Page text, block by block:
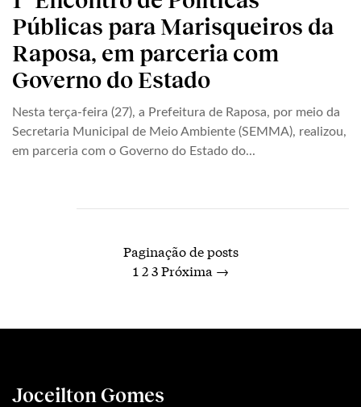
Públicas para Marisqueiros da
Raposa, em parceria com
Governo do Estado
Nesta terça-feira (27), a Prefeitura de Raposa, por meio da
Secretaria Municipal de Meio Ambiente (SEMMA), realizou,
em parceria com o Governo do Estado do...
Paginação de posts
1 23Próxima →
Joceilton Gomes